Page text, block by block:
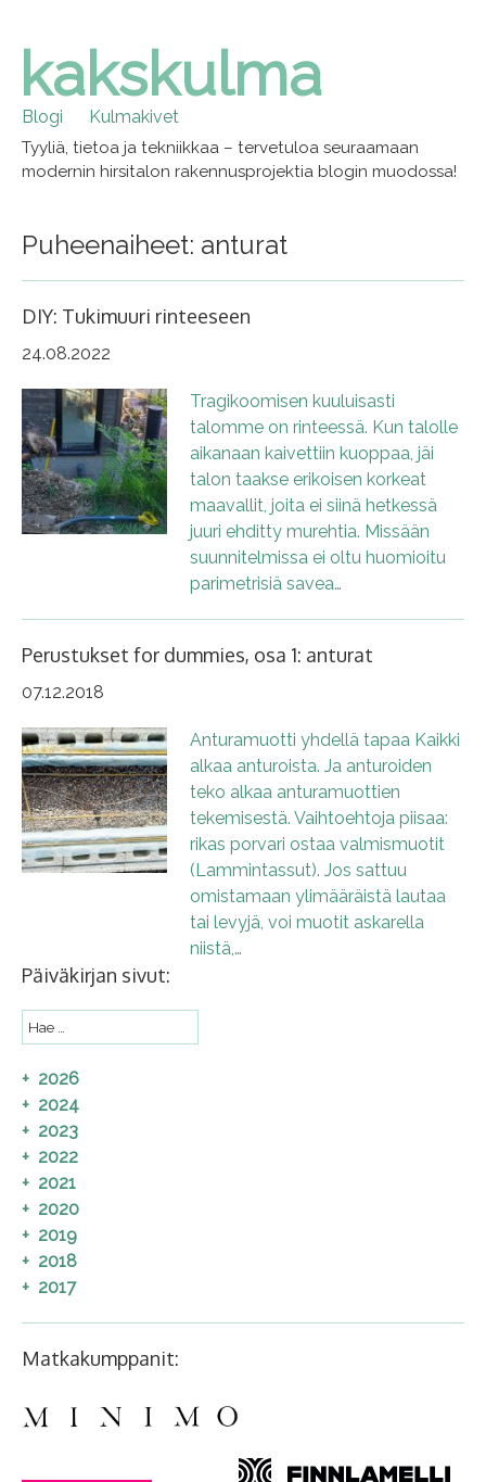
Skip
content
kakskulma
Blogi Kulmakivet
Tyyliä, tietoa ja tekniikkaa – tervetuloa seuraamaan
modernin hirsitalon rakennusprojektia blogin muodossa!
Puheenaiheet: anturat
DIY: Tukimuuri rinteeseen
24.08.2022
Tragikoomisen kuuluisasti
talomme on rinteessä. Kun talolle
aikanaan kaivettiin kuoppaa, jäi
talon taakse erikoisen korkeat
maavallit, joita ei siinä hetkessä
juuri ehditty murehtia. Missään
suunnitelmissa ei oltu huomioitu
parimetrisiä savea…
Perustukset for dummies, osa 1: anturat
07.12.2018
Anturamuotti yhdellä tapaa Kaikki
alkaa anturoista. Ja anturoiden
teko alkaa anturamuottien
tekemisestä. Vaihtoehtoja piisaa:
rikas porvari ostaa valmismuotit
(Lammintassut). Jos sattuu
omistamaan ylimääräistä lautaa
tai levyjä, voi muotit askarella
niistä,…
Päiväkirjan sivut:
2026
2024
2023
2022
2021
2020
2019
2018
2017
Matkakumppanit: